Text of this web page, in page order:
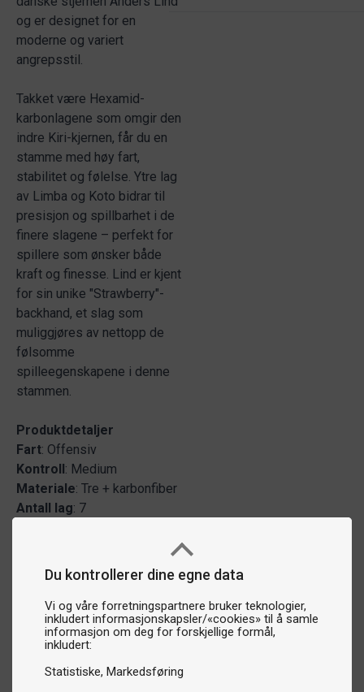
Du kontrollerer dine egne data
Vi og våre forretningspartnere bruker teknologier,
inkludert informasjonskapsler/«cookies» til å samle
informasjon om deg for forskjellige formål,
inkludert:
Statistiske Markedsføring
og er designet for en
moderne og variert
angrepsstil.
Takket være Hexamid-
karbonlagene som omgir den
indre Kiri-kjernen, får du en
stamme med høy fart,
stabilitet og følelse. Ytre lag
av Limba og Koto bidrar til
presisjon og spillbarhet i de
finere slagene – perfekt for
spillere som ønsker både
kraft og finesse. Lind er kjent
for sin unike "Strawberry"-
backhand, et slag som
muliggjøres av nettopp de
følsomme
spilleegenskapene i denne
stammen.
Produktdetaljer
Fart: Offensiv
Kontroll: Medium
Materiale: Tre + karbonfiber
Antall lag: 7